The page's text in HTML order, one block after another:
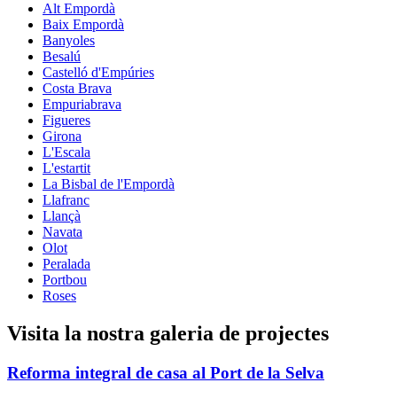
Alt Empordà
Baix Empordà
Banyoles
Besalú
Castelló d'Empúries
Costa Brava
Empuriabrava
Figueres
Girona
L'Escala
L'estartit
La Bisbal de l'Empordà
Llafranc
Llançà
Navata
Olot
Peralada
Portbou
Roses
Visita la nostra galeria de projectes
Reforma integral de casa al Port de la Selva